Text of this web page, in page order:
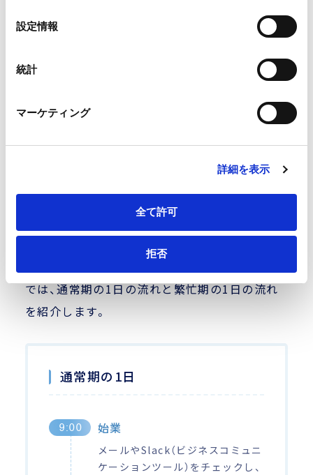
Google Analytics利用規約（
Marketo
外部サイト）
LinkedIn プライバシーポリシー（
HubSpot プライバシーポリシー（外部サイト）
設定情報
統計
マーケティング
詳細を表示
全て許可
拒否
1日のスケジュール
では、通常期の1日の流れと繁忙期の1日の流れ
を紹介します。
通常期の1日
9:00 始業
メールやSlack（ビジネスコミュニ
ケーションツール）をチェックし、